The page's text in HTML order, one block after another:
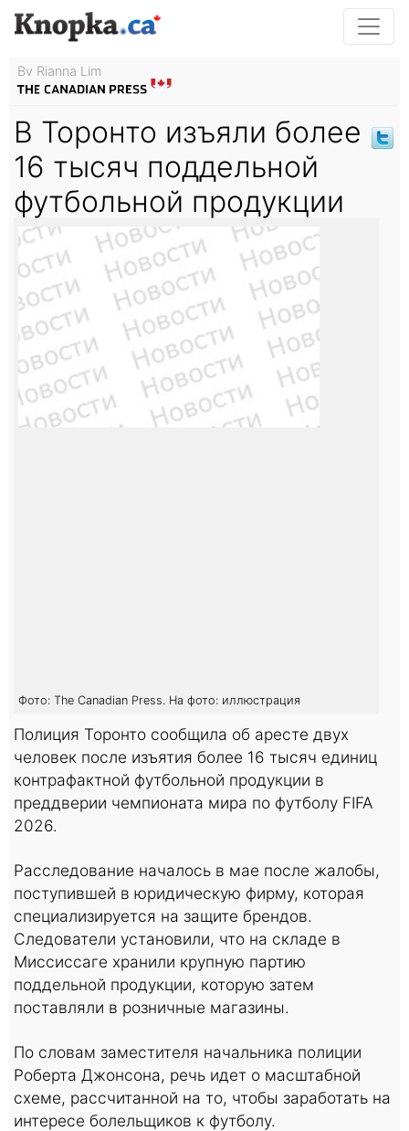
By Rianna Lim
В Торонто изъяли более
16 тысяч поддельной
футбольной продукции
Фото: The Canadian Press. На фото: иллюстрация
Полиция Торонто сообщила об аресте двух
человек после изъятия более 16 тысяч единиц
контрафактной футбольной продукции в
преддверии чемпионата мира по футболу FIFA
2026.
Расследование началось в мае после жалобы,
поступившей в юридическую фирму, которая
специализируется на защите брендов.
Следователи установили, что на складе в
Миссиссаге хранили крупную партию
поддельной продукции, которую затем
поставляли в розничные магазины.
По словам заместителя начальника полиции
Роберта Джонсона, речь идет о масштабной
схеме, рассчитанной на то, чтобы заработать на
интересе болельщиков к футболу.